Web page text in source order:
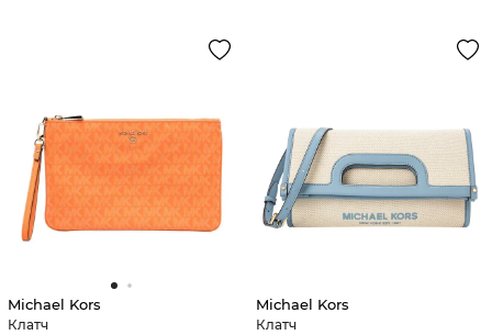
Michael Kors
Клатч
Michael Kors
Клатч